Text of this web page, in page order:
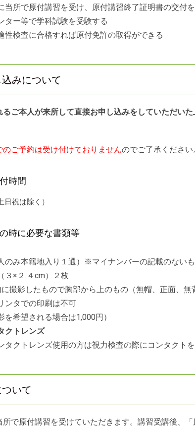
当所で原付講習を受け、原付講習終了証明書の交付
ター等で学科試験を受験する
性検査に合格すれば原付免許の取得ができる
みについて
るご本人が来所して直接お申し込みをしていただい
のご予約は受け付けておりませんのでご了承ください
時間
日祝は除く）
時に必要な書類等
のみ本籍地入り１通）※マイナンバーの記載のない
（３×２.４cm）２枚
撮影したもので胸部から上のもの（無帽、正面、無
ンタでの印刷は不可
希望される場合は1,000円）
クトレンズ
タクトレンズ使用の方は視力検査の際にコンタクト
いて
で原付講習を受けていただきます。講習受講後、「